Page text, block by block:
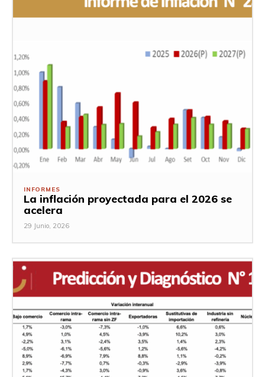
INFORMES
La inflación proyectada para el 2026 se
acelera
29 Junio, 2026